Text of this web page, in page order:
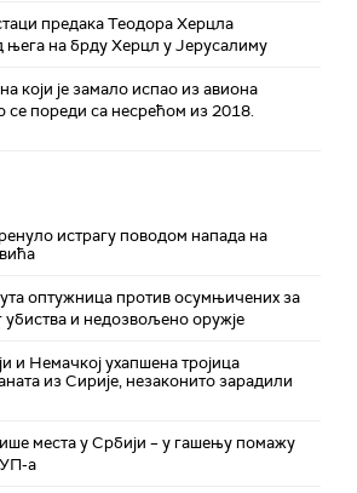
предака Теодора Херцла
њега на брду Херцл у Јерусалиму
који је замало испао из авиона
се пореди са несрећом из 2018.
истрагу поводом напада на
оптужница против осумњичених за
и недозвољено оружје
и Немачкој ухапшена тројица
из Сирије, незаконито зарадили
места у Србији – у гашењу помажу
а